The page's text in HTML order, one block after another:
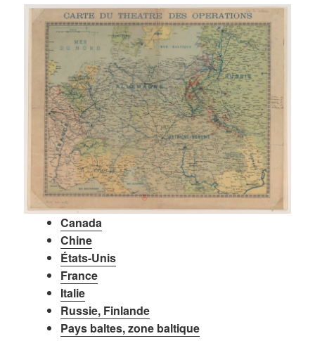
Canada
Chine
États-Unis
France
Italie
Russie, Finlande
Pays baltes, zone baltique